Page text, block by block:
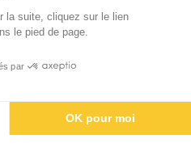
la suite, cliquez sur le lien
le pied de page.
par
OK pour moi